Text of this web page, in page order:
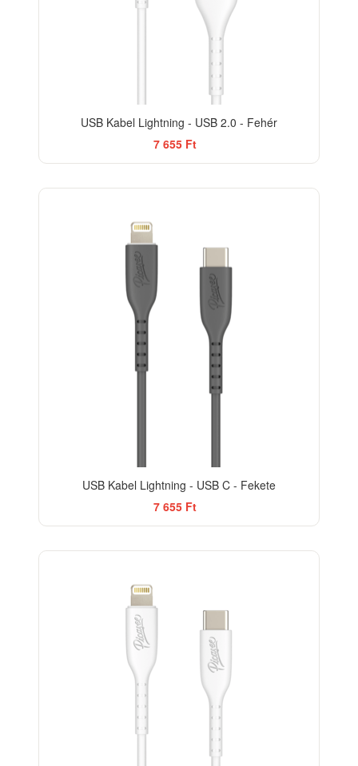
USB Kabel Lightning - USB 2.0 - Fehér
7 655 Ft
USB Kabel Lightning - USB C - Fekete
7 655 Ft